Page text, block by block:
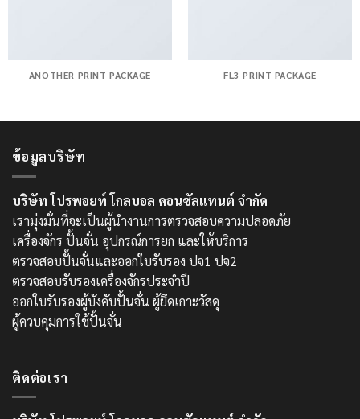
ANOTHER PRINT PACKAGE FL3 PRINT PACKAGE
ข้อมูลบริษัท
บริษัท โปรพอยท์ โกลบอล คอนซัลแทนต์ จำกัด
เรามุ่งมั่นที่จะเป็นผู้นำงานการตรวจสอบความปลอดภัย
เครื่องจักร ปั้นจั่น อุปกรณ์การยก และให้บริการ
ตรวจสอบปั้นจั่นและออกใบรับรอง ปจ1 ปจ2
ตรวจสอบรับรองเครื่องจักรประจำปี
ออกใบรับรองผู้บังคับปั้นจั่น ผู้ยึดเกาะวัสดุ
ผู้ควบคุมการใช้ปั้นจั่น
ติดต่อเรา